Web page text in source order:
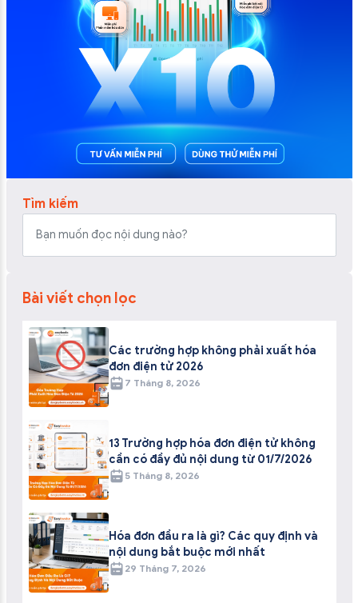
Tìm kiếm
Bài viết chọn lọc
Các trường hợp không phải xuất hóa
đơn điện tử 2026
7 Tháng 8, 2026
13 Trường hợp hóa đơn điện tử không
cần có đầy đủ nội dung từ 01/7/2026
5 Tháng 8, 2026
Hóa đơn đầu ra là gì? Các quy định và
nội dung bắt buộc mới nhất
29 Tháng 7, 2026